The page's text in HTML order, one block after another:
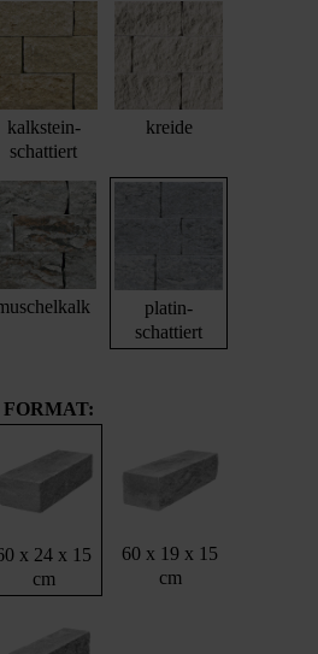
kalkstein-
schattiert
kreide
platin-
schattiert
FORMAT:
x 24 x 15
cm
60 x 19 x 15
cm